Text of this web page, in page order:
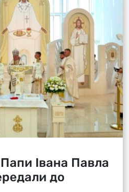
Івана Павла
до